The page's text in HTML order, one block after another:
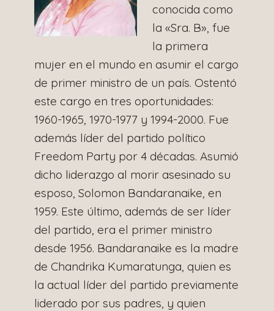
conocida como
la «Sra. B», fue
la primera
mujer en el mundo en asumir el cargo
de primer ministro de un país. Ostentó
este cargo en tres oportunidades:
1960-1965, 1970-1977 y 1994-2000. Fue
además líder del partido político
Freedom Party por 4 décadas. Asumió
dicho liderazgo al morir asesinado su
esposo, Solomon Bandaranaike, en
1959. Este último, además de ser líder
del partido, era el primer ministro
desde 1956. Bandaranaike es la madre
de Chandrika Kumaratunga, quien es
la actual líder del partido previamente
liderado por sus padres, y quien